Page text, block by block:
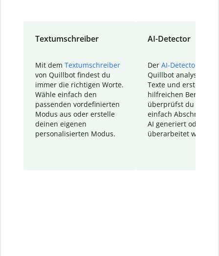
Textumschreiber
Mit dem Textumschreiber
von Quillbot findest du
immer die richtigen Worte.
Wähle einfach den
passenden vordefinierten
Modus aus oder erstelle
deinen eigenen
personalisierten Modus.
AI-Detector
Der AI-Detector
Quillbot analysiert
Texte und erstellt
hilfreichen Bericht.
überprüfst du
einfach Abschnitte,
AI generiert oder
überarbeitet wurden.